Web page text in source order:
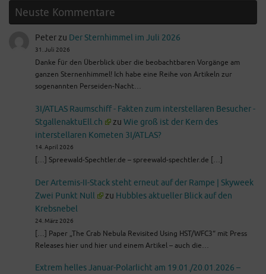
Neuste Kommentare
Peterzu Der Sternhimmel im Juli 2026
31. Juli 2026
Danke für den Überblick über die beobachtbaren Vorgänge am
ganzen Sternenhimmel! Ich habe eine Reihe von Artikeln zur
sogenannten Perseiden-Nacht…
3I/ATLAS Raumschiff - Fakten zum interstellaren Besucher -
StgallenaktuEll.ch
zu Wie groß ist der Kern des
interstellaren Kometen 3I/ATLAS?
14. April 2026
[…] Spreewald-Spechtler.de – spreewald-spechtler.de […]
Der Artemis-II-Stack steht erneut auf der Rampe | Skyweek
Zwei Punkt Null
zu Hubbles aktueller Blick auf den
Krebsnebel
24. März 2026
[…] Paper „The Crab Nebula Revisited Using HST/WFC3“ mit Press
Releases hier und hier und einem Artikel – auch die…
Extrem helles Januar-Polarlicht am 19.01./20.01.2026 –